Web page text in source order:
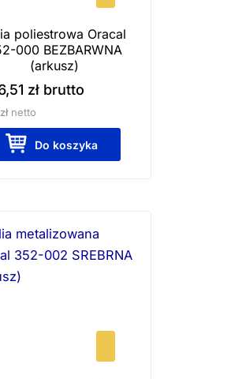
poliestrowa Oracal
000 BEZBARWNA
(arkusz)
złbrutto
złnetto
Do koszyka
na
stronie
ma
Opcje